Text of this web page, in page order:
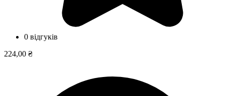
0 відгуків
224,00 ₴